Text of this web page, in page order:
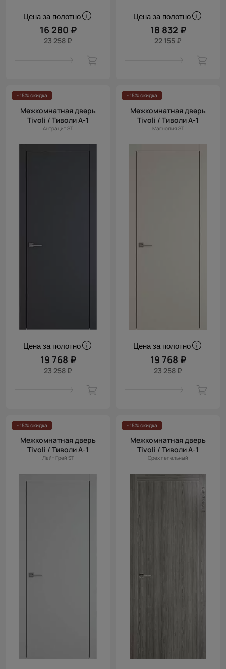
Цена за полотно
16 280 ₽
23 258 ₽
Цена за полотно
18 832 ₽
22 155 ₽
- 15% скидка
Межкомнатная дверь
Tivoli / Тиволи А-1
Антрацит ST
Цена за полотно
19 768 ₽
23 258 ₽
- 15% скидка
Межкомнатная дверь
Tivoli / Тиволи А-1
Магнолия ST
Цена за полотно
19 768 ₽
23 258 ₽
- 15% скидка
Межкомнатная дверь
Tivoli / Тиволи А-1
Лайт Грей ST
- 15% скидка
Межкомнатная дверь
Tivoli / Тиволи А-1
Орех пепельный